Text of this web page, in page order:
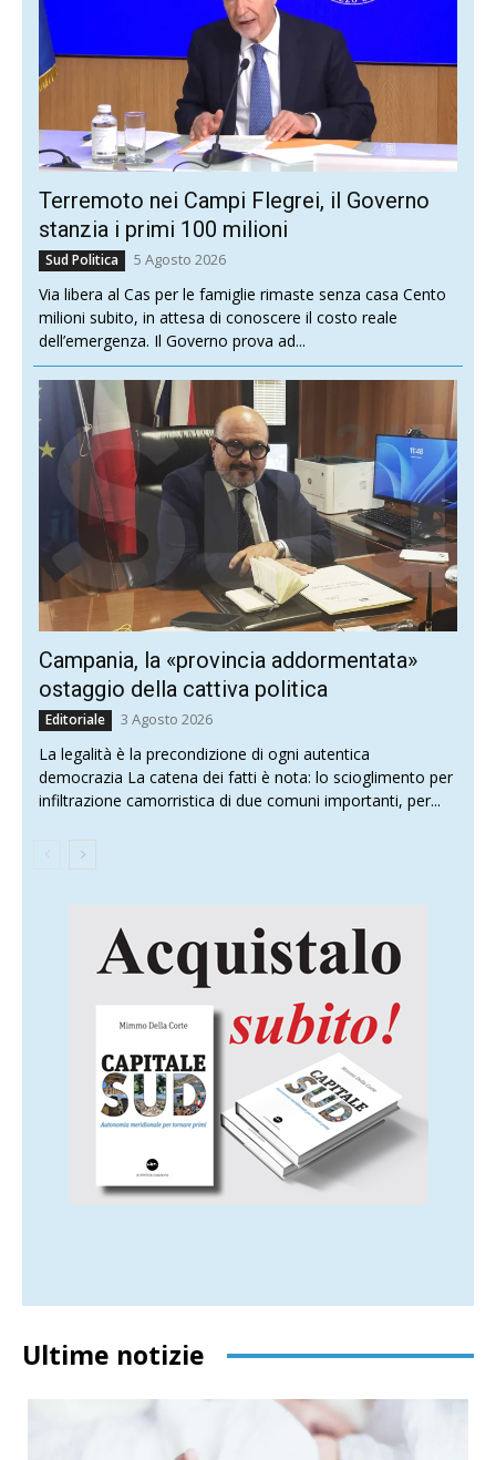
Terremoto nei Campi Flegrei, il Governo
stanzia i primi 100 milioni
Sud Politica 5 Agosto 2026
Via libera al Cas per le famiglie rimaste senza casa Cento
milioni subito, in attesa di conoscere il costo reale
dell’emergenza. Il Governo prova ad...
Campania, la «provincia addormentata»
ostaggio della cattiva politica
Editoriale 3 Agosto 2026
La legalità è la precondizione di ogni autentica
democrazia La catena dei fatti è nota: lo scioglimento per
infiltrazione camorristica di due comuni importanti, per...
Ultime notizie